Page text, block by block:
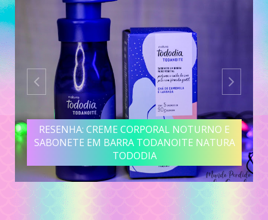
RESENHA: CREME CORPORAL NOTURNO E
SABONETE EM BARRA TODANOITE NATURA
TODODIA